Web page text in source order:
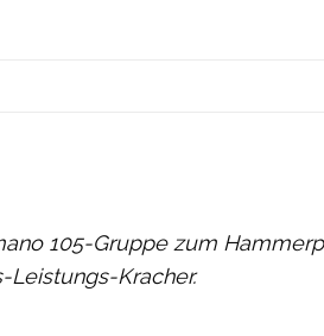
105-Gruppe zum
Leistungs-Kracher.